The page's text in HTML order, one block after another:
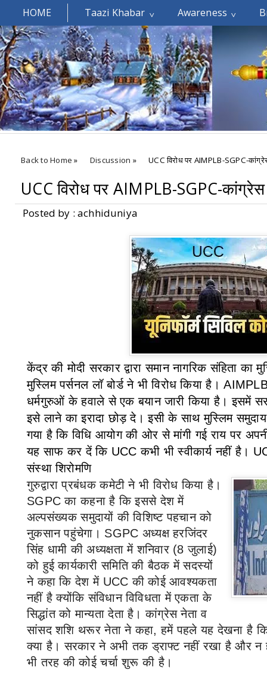
HOME Taazi Khabar Awareness
Welcomes You.....
Back to Home » Discussion » UCC विरोध पर AIMPLB-SGPC-
UCC विरोध पर AIMPLB-SGPC-कांग्रेस
Posted by : achhiduniya
केंद्र की मोदी सरकार द्वारासमान नागरिक संहिता का
मुस्लिम पर्सनल लॉ बोर्ड ने भी विरोध किया है।
धर्मगुरुओं के हवाले से एक बयान जारी किया है। इसमें
इसे लाने का इरादा छोड़ दे। इसी के साथ मुस्लिम
गया है कि विधि आयोग की ओर से मांगी गई राय पर
यह साफ कर दें कि UCC कभी भी स्वीकार्य नहीं है।
संस्था शिरोमणि
गुरुद्वारा प्रबंधक कमेटी ने भी विरोध किया है।
SGPC का कहना है कि इससे देश में
अल्पसंख्यक समुदायों की विशिष्ट पहचान को
नुकसान पहुंचेगा। SGPC अध्यक्ष हरजिंदर
सिंह धामी की अध्यक्षता में शनिवार (8जुलाई)
को हुई कार्यकारी समिति की बैठक में सदस्यों
ने कहा कि देश में UCC की कोई आवश्यकता
नहीं है क्योंकि संविधान विविधता में एकता के
सिद्धांत को मान्यता देता है। कांग्रेसनेता व
सांसद शशि थरूर नेता ने कहा,हमें पहले यह देखना है
क्या है। सरकार ने अभी तक ड्राफ्ट नहीं रखा है और न
भी तरह की कोई चर्चा शुरू की है।